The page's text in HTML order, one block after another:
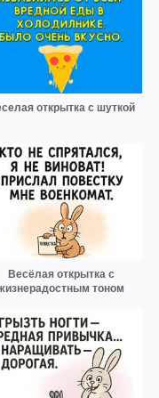
открытка с шуткой
Весёлая открытка с
тоном